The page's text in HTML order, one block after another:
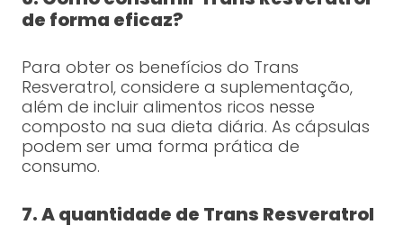
de forma eficaz?
Para obter os benefícios do Trans
Resveratrol, considere a suplementação,
além de incluir alimentos ricos nesse
composto na sua dieta diária. As cápsulas
podem ser uma forma prática de
consumo.
7. A quantidade de Trans Resveratrol